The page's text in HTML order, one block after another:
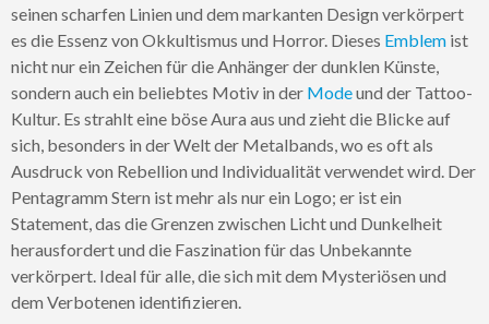
seinen scharfen Linien und dem markanten Design verkörpert
es die Essenz von Okkultismus und Horror. Dieses Emblem ist
nicht nur ein Zeichen für die Anhänger der dunklen Künste,
sondern auch ein beliebtes Motiv in der Modeund der Tattoo-
Kultur. Es strahlt eine böse Aura aus und zieht die Blicke auf
sich, besonders in der Welt der Metalbands, wo es oft als
Ausdruck von Rebellion und Individualität verwendet wird. Der
Pentagramm Stern ist mehr als nur ein Logo; er ist ein
Statement, das die Grenzen zwischen Licht und Dunkelheit
herausfordert und die Faszination für das Unbekannte
verkörpert. Ideal für alle, die sich mit dem Mysteriösen und
dem Verbotenen identifizieren.